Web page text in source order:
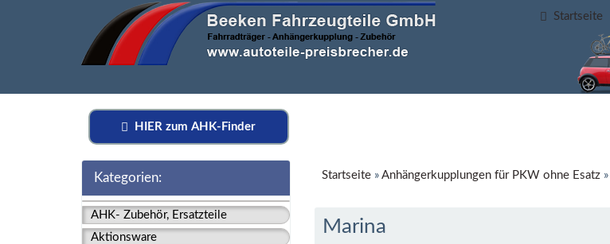
Startseite
HIER zum AHK-Finder
Kategorien:
AHK- Zubehör, Ersatzteile
Aktionsware
Startseite» Anhängerkupplungen für PKW ohne Esatz»
Marina